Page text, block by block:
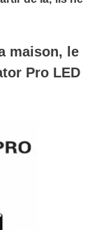
maison, le
Pro LED